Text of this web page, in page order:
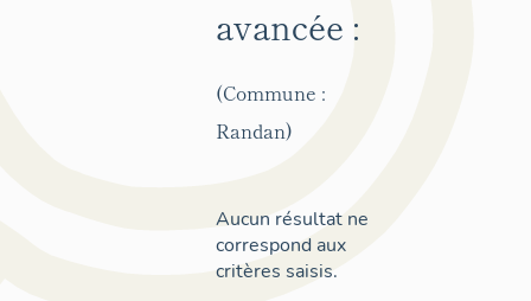
avancée :
(Commune :
Randan)
Aucun résultat ne
correspond aux
critères saisis.